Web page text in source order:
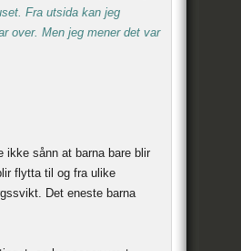
Fra utsida kan jeg
over. Men jeg mener det var
sånn at barna bare blir
flytta til og fra ulike
Det eneste barna